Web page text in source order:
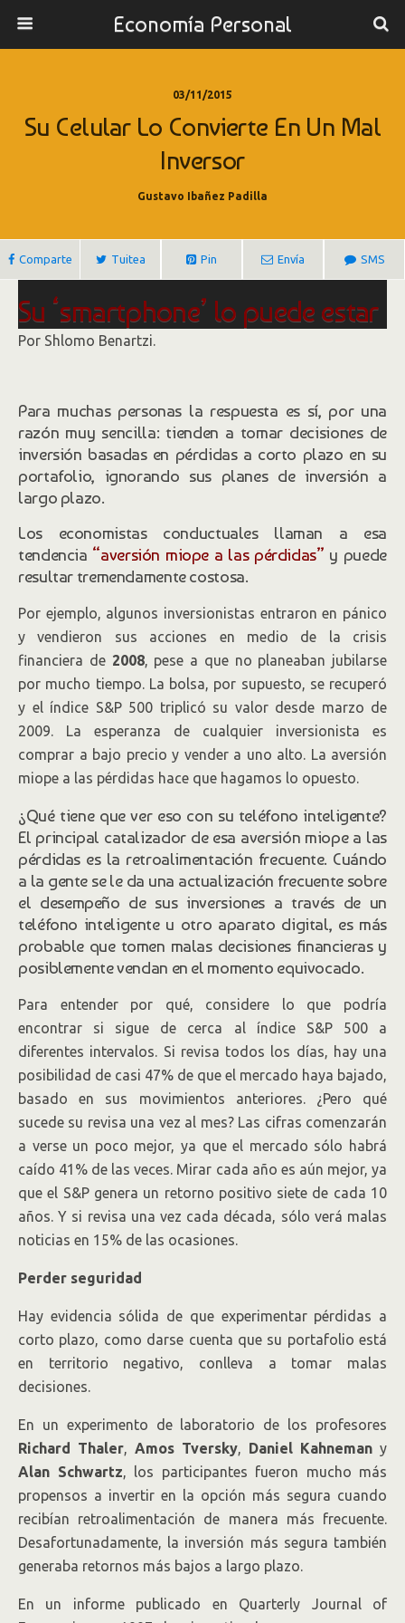
Economía Personal
03/11/2015
Su Celular Lo Convierte En Un Mal
Inversor
Gustavo Ibañez Padilla
Comparte Tuitea Pin Envía SMS
Su ‘smartphone’ lo puede estar
convirtiendo en un mal
Por Shlomo Benartzi.
Para muchas personas la respuesta es sí, por una
razón muy sencilla: tienden a tomar decisiones de
inversión basadas en pérdidas a corto plazo en su
portafolio, ignorando sus planes de inversión a
largo plazo.
Los economistas conductuales llaman a esa
tendencia “aversión miope a las pérdidas” y puede
resultar tremendamente costosa.
Por ejemplo, algunos inversionistas entraron en pánico
y vendieron sus acciones en medio de la crisis
financiera de 2008, pese a que no planeaban jubilarse
por mucho tiempo. La bolsa, por supuesto, se recuperó
y el índice S&P 500 triplicó su valor desde marzo de
2009. La esperanza de cualquier inversionista es
comprar a bajo precio y vender a uno alto. La aversión
miope a las pérdidas hace que hagamos lo opuesto.
¿Qué tiene que ver eso con su teléfono inteligente?
El principal catalizador de esa aversión miope a las
pérdidas es la retroalimentación frecuente. Cuándo
a la gente se le da una actualización frecuente sobre
el desempeño de sus inversiones a través de un
teléfono inteligente u otro aparato digital, es más
probable que tomen malas decisiones financieras y
posiblemente vendan en el momento equivocado.
Para entender por qué, considere lo que podría
encontrar si sigue de cerca al índice S&P 500 a
diferentes intervalos. Si revisa todos los días, hay una
posibilidad de casi 47% de que el mercado haya bajado,
basado en sus movimientos anteriores. ¿Pero qué
sucede su revisa una vez al mes? Las cifras comenzarán
a verse un poco mejor, ya que el mercado sólo habrá
caído 41% de las veces. Mirar cada año es aún mejor, ya
que el S&P genera un retorno positivo siete de cada 10
años. Y si revisa una vez cada década, sólo verá malas
noticias en 15% de las ocasiones.
Perder seguridad
Hay evidencia sólida de que experimentar pérdidas a
corto plazo, como darse cuenta que su portafolio está
en territorio negativo, conlleva a tomar malas
decisiones.
En un experimento de laboratorio de los profesores
Richard Thaler, Amos Tversky, Daniel Kahneman y
Alan Schwartz, los participantes fueron mucho más
propensos a invertir en la opción más segura cuando
recibían retroalimentación de manera más frecuente.
Desafortunadamente, la inversión más segura también
generaba retornos más bajos a largo plazo.
En un informe publicado en Quarterly Journal of